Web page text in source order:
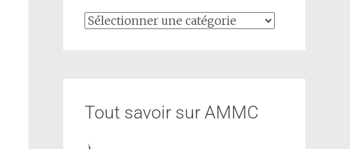
Tout savoir sur AMMC